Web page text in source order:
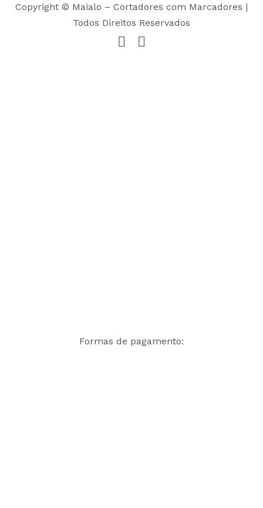
Copyright © Maialo – Cortadores com Marcadores |
Todos Direitos Reservados
Formas de pagamento: